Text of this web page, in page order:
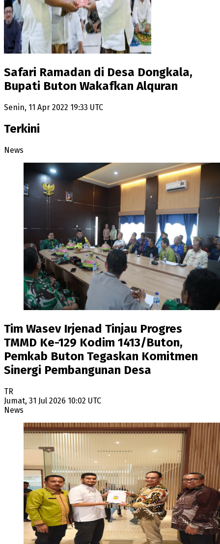
Safari Ramadan di Desa Dongkala,
Bupati Buton Wakafkan Alquran
Senin, 11 Apr 2022 19:33 UTC
Terkini
News
Tim Wasev Irjenad Tinjau Progres
TMMD Ke-129 Kodim 1413/Buton,
Pemkab Buton Tegaskan Komitmen
Sinergi Pembangunan Desa
TR
Jumat, 31 Jul 2026 10:02 UTC
News